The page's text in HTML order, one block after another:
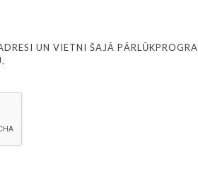
UN VIETNI ŠAJĀ